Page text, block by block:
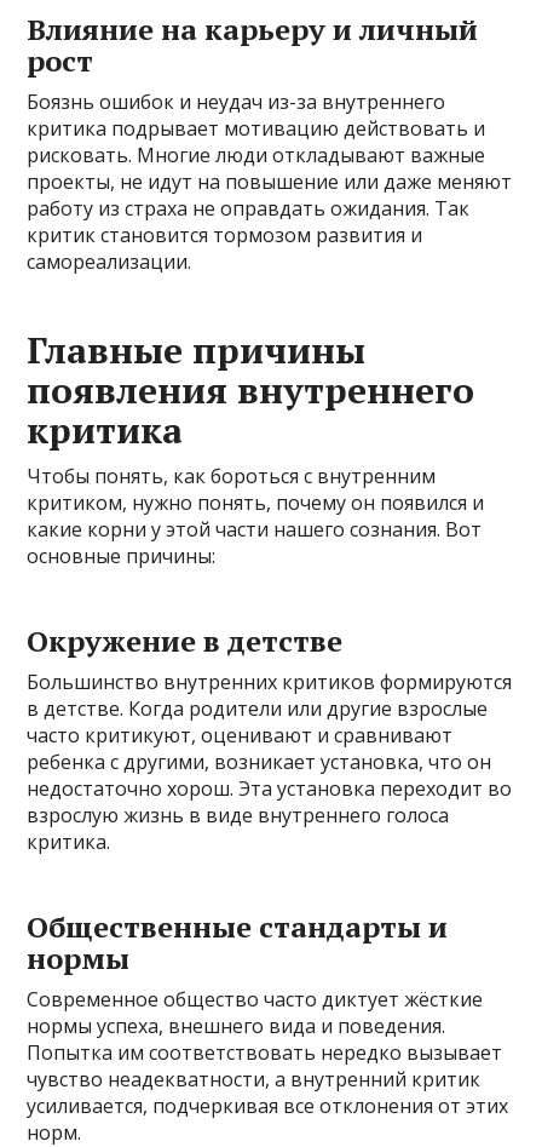
Влияние на карьеру и личный
рост
Боязнь ошибок и неудач из-за внутреннего
критика подрывает мотивацию действовать и
рисковать. Многие люди откладывают важные
проекты, не идут на повышение или даже меняют
работу из страха не оправдать ожидания. Так
критик становится тормозом развития и
самореализации.
Главные причины
появления внутреннего
критика
Чтобы понять, как бороться с внутренним
критиком, нужно понять, почему он появился и
какие корни у этой части нашего сознания. Вот
основные причины:
Окружение в детстве
Большинство внутренних критиков формируются
в детстве. Когда родители или другие взрослые
часто критикуют, оценивают и сравнивают
ребенка с другими, возникает установка, что он
недостаточно хорош. Эта установка переходит во
взрослую жизнь в виде внутреннего голоса
критика.
Общественные стандарты и
нормы
Современное общество часто диктует жёсткие
нормы успеха, внешнего вида и поведения.
Попытка им соответствовать нередко вызывает
чувство неадекватности, а внутренний критик
усиливается, подчеркивая все отклонения от этих
норм.